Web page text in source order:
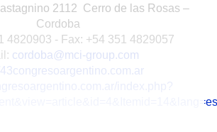
2112 Cerro de las Rosas –
Cordoba
4820903 - Fax: +54 351 4829057
cordoba@mci-group.com
43congresoargentino.com.ar